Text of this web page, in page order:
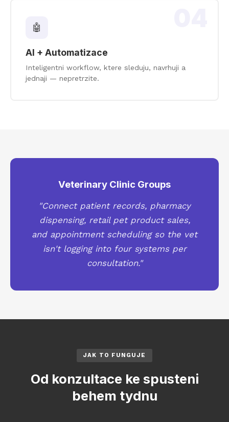
🤖
AI + Automatizace
Inteligentni workflow, ktere sleduju, navrhuji a
jednaji — nepretrzite.
Veterinary Clinic Groups
"Connect patient records, pharmacy
dispensing, retail pet product sales,
and appointment scheduling so the vet
isn't logging into four systems per
consultation."
JAK TO FUNGUJE
Od konzultace ke spusteni
behem tydnu